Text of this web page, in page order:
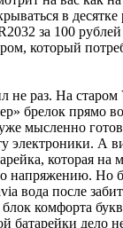
в
за 100
который
не раз. На старом
брелок прямо
мысленно
электроники. А
которая на
напряжению. Но
вода после
комфорта
батарейки дело